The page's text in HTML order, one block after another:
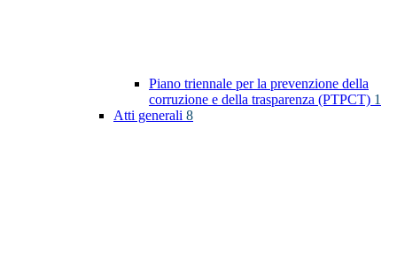
Piano triennale per la prevenzione della
corruzione e della trasparenza (PTPCT) 1
Atti generali 8